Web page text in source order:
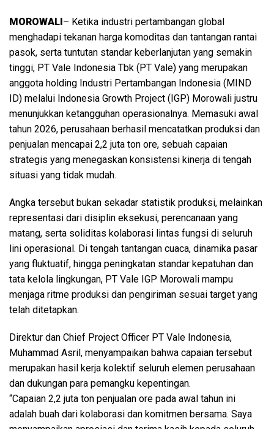
MOROWALI– Ketika industri pertambangan global
menghadapi tekanan harga komoditas dan tantangan rantai
pasok, serta tuntutan standar keberlanjutan yang semakin
tinggi, PT Vale Indonesia Tbk (PT Vale) yang merupakan
anggota holding Industri Pertambangan Indonesia (MIND
ID) melalui Indonesia Growth Project (IGP) Morowali justru
menunjukkan ketangguhan operasionalnya. Memasuki awal
tahun 2026, perusahaan berhasil mencatatkan produksi dan
penjualan mencapai 2,2 juta ton ore, sebuah capaian
strategis yang menegaskan konsistensi kinerja di tengah
situasi yang tidak mudah.
Angka tersebut bukan sekadar statistik produksi, melainkan
representasi dari disiplin eksekusi, perencanaan yang
matang, serta soliditas kolaborasi lintas fungsi di seluruh
lini operasional. Di tengah tantangan cuaca, dinamika pasar
yang fluktuatif, hingga peningkatan standar kepatuhan dan
tata kelola lingkungan, PT Vale IGP Morowali mampu
menjaga ritme produksi dan pengiriman sesuai target yang
telah ditetapkan.
Direktur dan Chief Project Officer PT Vale Indonesia,
Muhammad Asril, menyampaikan bahwa capaian tersebut
merupakan hasil kerja kolektif seluruh elemen perusahaan
dan dukungan para pemangku kepentingan.
“Capaian 2,2 juta ton penjualan ore pada awal tahun ini
adalah buah dari kolaborasi dan komitmen bersama. Saya